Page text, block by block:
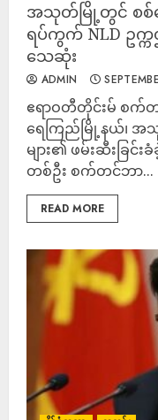
အသုတ်မြို့တွင် စစ်
ရပ်ကွက် NLD ဥက္က
သေဆုံး
ADMIN
ဧရာဝတီတိုင်းမ် စက်
ရေကြည်မြို့နယ်၊ အ
များ၏ ဖမ်းဆီးခြ
တစ်ဦး စက်တင်ဘာ...
READ MORE